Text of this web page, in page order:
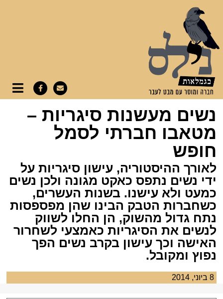
נשים מעשנות סיגריות –
מטאבו חברתי לסמל
חופש
לאורך ההיסטוריה, עישון סיגריות על
ידי נשים נתפס כאקט מגונה ולכן נשים
כמעט ולא עישנו. בשנות העשרים,
כשחברות הטבק הבינו שהן מפספסות
נתח גדול מהשוק, הן החלו לשווק
לנשים את הסיגריות כאמצעי לשחרור
האישה וכך עישון בקרב נשים הפך
נפוץ ומקובל.
8 ביוני, 2014